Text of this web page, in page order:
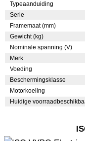
Typeaanduiding
Serie
Framemaat (mm)
Gewicht (kg)
Nominale spanning (V)
Merk
Voeding
Beschermingsklasse
Motorkoeling
Huidige